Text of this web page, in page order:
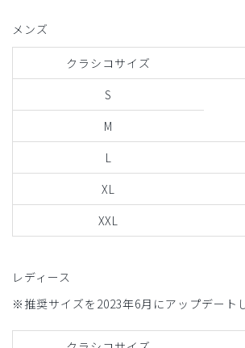
メンズ
クラシコサイズ
S
M
L
XL
XXL
レディース
※推奨サイズを2023年6月にアップデート